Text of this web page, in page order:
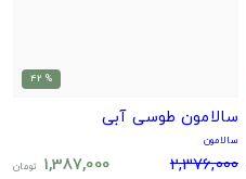
% 42
سالامون طوسی آبی
سالامون
2,376,000
1,387,000 تومان